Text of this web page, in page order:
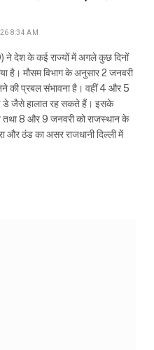
8:34 AM
ने देश के कई राज्यों में अगले कुछ दिनों
है। मौसम विभाग के अनुसार 2 जनवरी
की प्रबल संभावना है। वहीं 4 और 5
डे जैसे हालात रह सकते हैं। इसके
8 और 9 जनवरी को राजस्थान के
और ठंड का असर राजधानी दिल्ली में